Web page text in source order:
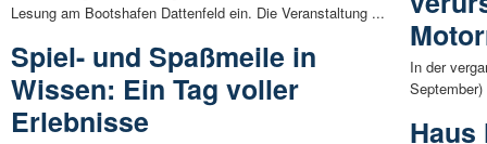
Lesung am Bootshafen Dattenfeld ein. Die Veranstaltung ...
Spiel- und Spaßmeile in
Wissen: Ein Tag voller
Erlebnisse
In der
Haus